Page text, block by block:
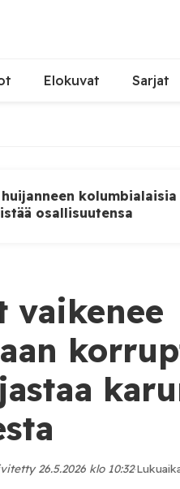
Elokuvat Sarjat
kolumbialaisia
osallisuutensa
vaikenee
26.5.2026 klo 10:32·